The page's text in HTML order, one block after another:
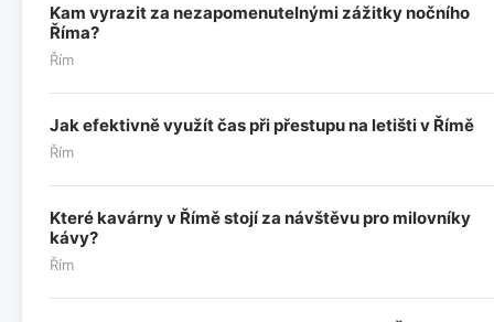
Kam vyrazit za nezapomenutelnými zážitky nočního
Říma?
Řím
Jak efektivně využít čas při přestupu na letišti v Římě
Řím
Které kavárny v Římě stojí za návštěvu pro milovníky
kávy?
Řím